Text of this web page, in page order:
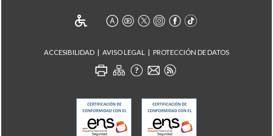
ACCESIBILIDAD AVISO LEGAL PROTECCIÓN DE DATOS